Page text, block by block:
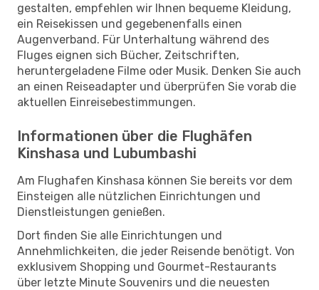
gestalten, empfehlen wir Ihnen bequeme Kleidung,
ein Reisekissen und gegebenenfalls einen
Augenverband. Für Unterhaltung während des
Fluges eignen sich Bücher, Zeitschriften,
heruntergeladene Filme oder Musik. Denken Sie auch
an einen Reiseadapter und überprüfen Sie vorab die
aktuellen Einreisebestimmungen.
Informationen über die Flughäfen
Kinshasa und Lubumbashi
Am Flughafen Kinshasa können Sie bereits vor dem
Einsteigen alle nützlichen Einrichtungen und
Dienstleistungen genießen.
Dort finden Sie alle Einrichtungen und
Annehmlichkeiten, die jeder Reisende benötigt. Von
exklusivem Shopping und Gourmet-Restaurants
über letzte Minute Souvenirs und die neuesten